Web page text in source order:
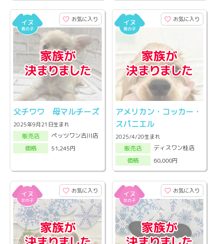
お気に入り
父チワワ 母マルチーズ
2025年9月21日生まれ
販売店
ペッツワン古川店
価格
51,245円
お気に入り
アメリカン・コッカー・
スパニエル
2025/4/20生まれ
販売店
ディスワン桂店
価格
60,000円
お気に入り お気に入り